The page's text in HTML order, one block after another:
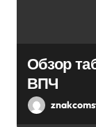
Обзор
ВПЧ